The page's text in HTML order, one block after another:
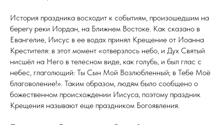
История праздника восходит к событиям, произошедшим на
берегу реки Иордан, на Ближнем Востоке. Как сказано в
Евангелие, Иисус в ее водах принял Крещение от Иоанна
Крестителя: в этот момент «отверзлось небо, и Дух Святый
нисшёл на Него в телесном виде, как голубь, и был глас с
небес, глаголющий: Ты Сын Мой Возлюбленный; в Тебе Моё
благоволение!». Таким образом, людям было сообщено о
божественном происхождении Иисуса, поэтому праздник
Крещения называют еще праздником Богоявления.